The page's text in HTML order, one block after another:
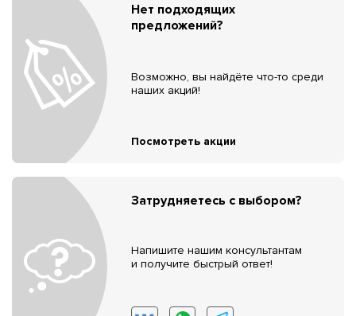
Нет подходящих
предложений?
Возможно, вы найдёте что-то среди
наших акций!
Посмотреть акции
Затрудняетесь с выбором?
Напишите нашим консультантам
и получите быстрый ответ!